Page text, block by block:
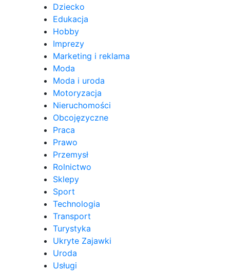
Dziecko
Edukacja
Hobby
Imprezy
Marketing i reklama
Moda
Moda i uroda
Motoryzacja
Nieruchomości
Obcojęzyczne
Praca
Prawo
Przemysł
Rolnictwo
Sklepy
Sport
Technologia
Transport
Turystyka
Ukryte Zajawki
Uroda
Usługi